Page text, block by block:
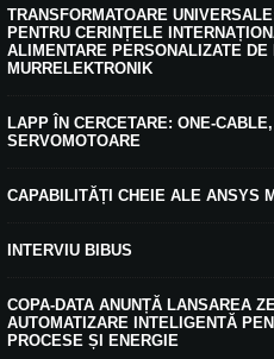
TRANSFORMATOARE
PENTRU CERINȚELE
ALIMENTARE PERSONALIZATE DE
MURRELEKTRONIK
LAPP ÎN CERCETARE: ONE-
SERVOMOTOARE
CAPABILITĂȚI CHEIE ALE ANSYS
INTERVIU BIBUS
COPA-DATA ANUNȚĂ LANSAREA
AUTOMATIZARE INTELIGENTĂ
PROCESE ȘI ENERGIE